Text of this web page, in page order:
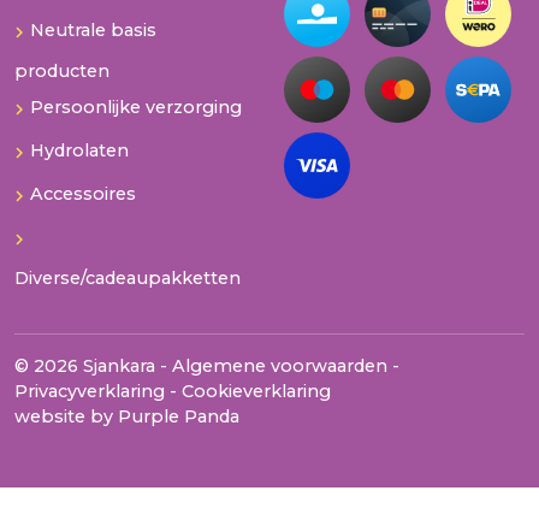
Neutrale basis
producten
Persoonlijke verzorging
Hydrolaten
Accessoires
Diverse/cadeaupakketten
© 2026 Sjankara - Algemene voorwaarden -
Privacyverklaring - Cookieverklaring
website by Purple Panda